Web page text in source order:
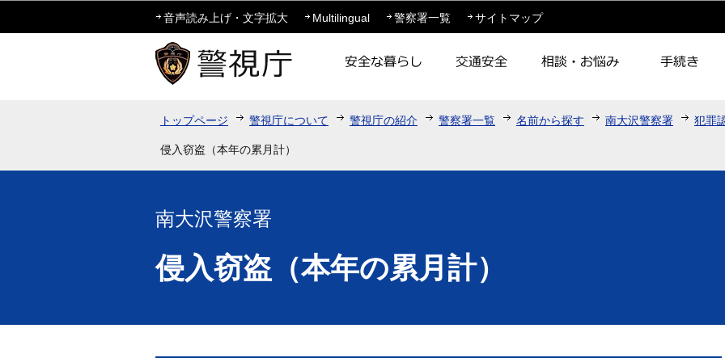
このページの本文へ移動
音声読み上げ・文字拡大 Multilingual 警察署一覧 サイトマップ
トップページ 警視庁について 警視庁の紹介 警察署一覧 名前から探す 南大沢警察署 犯罪
侵入窃盗（本年の累月計）
南大沢警察署
侵入窃盗（本年の累月計）